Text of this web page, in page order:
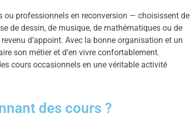
professionnels en reconversion — choisissent de
de dessin, de musique, de mathématiques ou de
d’appoint. Avec la bonne organisation et un
son métier et d’en vivre confortablement.
cours occasionnels en une véritable activité
des cours ?